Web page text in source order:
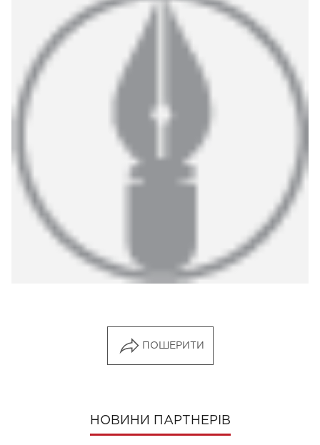
ПОШЕРИТИ
НОВИНИ ПАРТНЕРІВ